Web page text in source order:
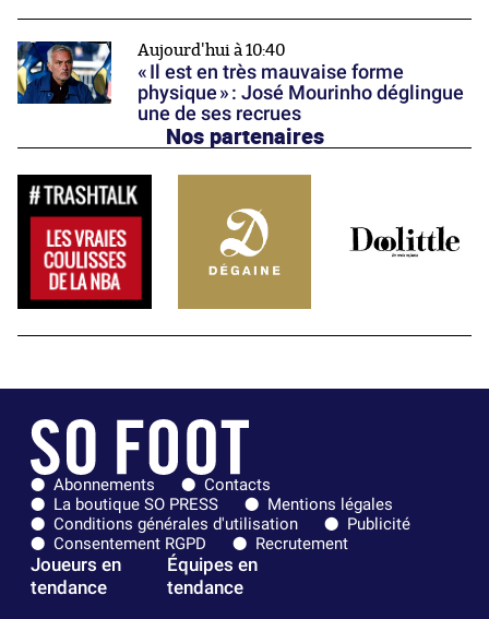
Aujourd'hui à 10:40
« Il est en très mauvaise forme
physique » : José Mourinho déglingue
une de ses recrues
Nos partenaires
Abonnements
Contacts
La boutique SO PRESS
Mentions légales
Conditions générales d'utilisation
Publicité
Consentement RGPD
Recrutement
Joueurs en
tendance
Équipes en
tendance